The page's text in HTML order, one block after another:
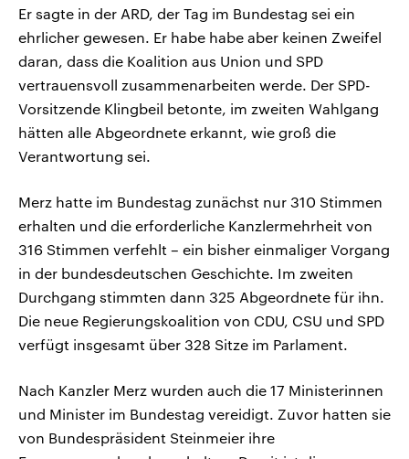
Er sagte in der ARD, der Tag im Bundestag sei ein
ehrlicher gewesen. Er habe habe aber keinen Zweifel
daran, dass die Koalition aus Union und SPD
vertrauensvoll zusammenarbeiten werde. Der SPD-
Vorsitzende Klingbeil betonte, im zweiten Wahlgang
hätten alle Abgeordnete erkannt, wie groß die
Verantwortung sei.
Merz hatte im Bundestag zunächst nur 310 Stimmen
erhalten und die erforderliche Kanzlermehrheit von
316 Stimmen verfehlt – ein bisher einmaliger Vorgang
in der bundesdeutschen Geschichte. Im zweiten
Durchgang stimmten dann 325 Abgeordnete für ihn.
Die neue Regierungskoalition von CDU, CSU und SPD
verfügt insgesamt über 328 Sitze im Parlament.
Nach Kanzler Merz wurden auch die 17 Ministerinnen
und Minister im Bundestag vereidigt. Zuvor hatten sie
von Bundespräsident Steinmeier ihre